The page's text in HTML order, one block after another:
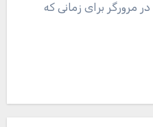
مرورگر برای زمانی که